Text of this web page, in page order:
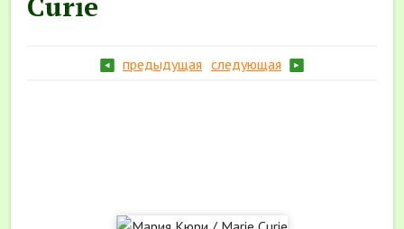
предыдущая следующая